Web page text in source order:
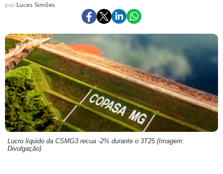
por Lucas Simões
Lucro líquido da CSMG3 recua -2% durante o 3T25 (Imagem:
Divulgação)